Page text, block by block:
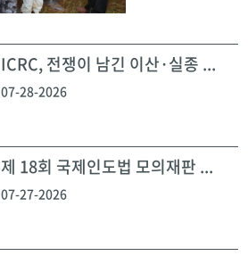
ICRC, 전쟁이 남긴 이산·실종 ...
07-28-2026
제 18회 국제인도법 모의재판 ...
07-27-2026